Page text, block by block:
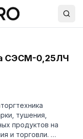
СЭСМ-0,25ЛЧ
тушения,
продуктов на
и торговли.